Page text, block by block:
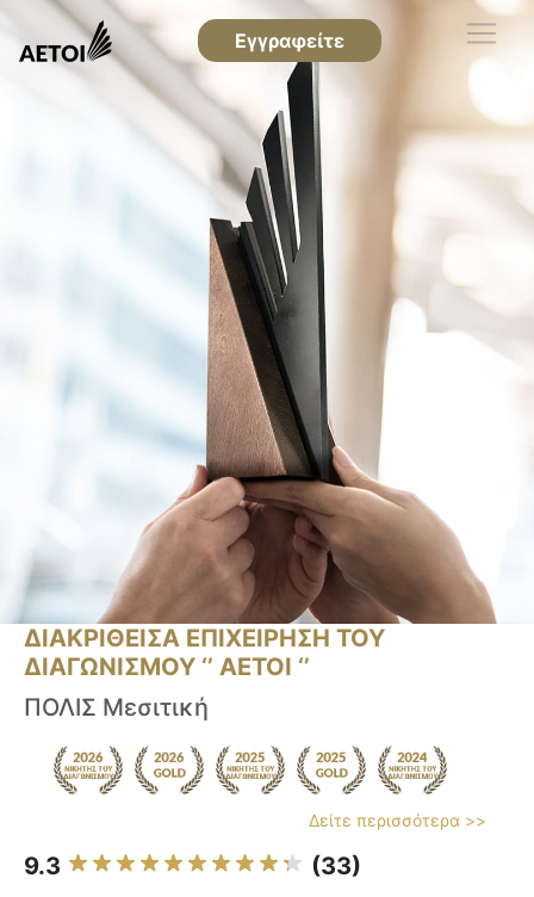
Εγγραφείτε
ΔΙΑΚΡΙΘΕΙΣΑ ΕΠΙΧΕΙΡΗΣΗ ΤΟΥ
ΔΙΑΓΩΝΙΣΜΟΥ ‘’ ΑΕΤΟΙ ‘’
ΠΟΛΙΣ Μεσιτική
Δείτε περισσότερα >>
9.3 (33)